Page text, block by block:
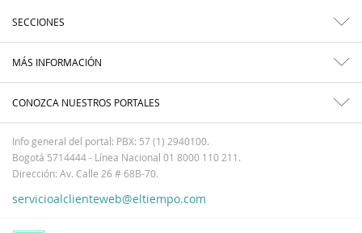
SECCIONES
MÁS INFORMACIÓN
CONOZCA NUESTROS PORTALES
Info general del portal: PBX: 57 (1) 2940100.
Bogotá 5714444 - Línea Nacional 01 8000 110 211.
Dirección: Av. Calle 26 # 68B-70.
servicioalclienteweb@eltiempo.com